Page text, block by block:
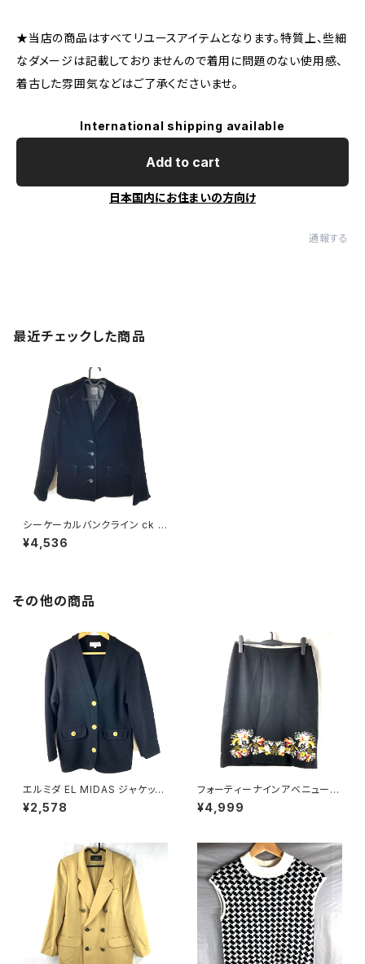
★当店の商品はすべてリユースアイテムとなります。特質上、些細
なダメージは記載しておりませんので着用に問題のない使用感、
着古した雰囲気などはご了承くださいませ。
International shipping available
Add to cart
日本国内にお住まいの方向け
通報する
最近チェックした商品
シーケーカルバンクライン ck C
alvin Klein ジャケット ベロア
生地 肩パッド 黒 6サイズ 8108
¥4,536
その他の商品
エルミダ EL MIDAS ジャケット
カーディガン 金ボタン サイドポ
ケット 黒 12サイズ 921593
¥2,578
フォーティーナインアベニュージ
ュンコシマダ 49AV.junko shi
mada スカート 花柄刺繍 裏地
¥4,999